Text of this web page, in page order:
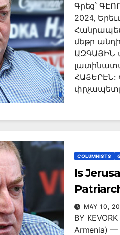
Գրեց՝
2024,
մեթր
ԱԶԳԱՅԻՆ
ՀԱՅԵՐԷՆ:
COLUMNISTS
Is
Board
MAY 10,
BY
Armenia) —